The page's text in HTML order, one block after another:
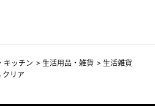
キッチン > 生活用品・雑貨 > 生活雑貨
クリア